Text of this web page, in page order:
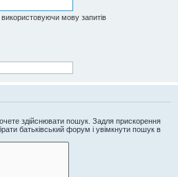
мову запитів
здійснювати пошук. Задля прискорення
батьківський форум і увімкнути пошук в